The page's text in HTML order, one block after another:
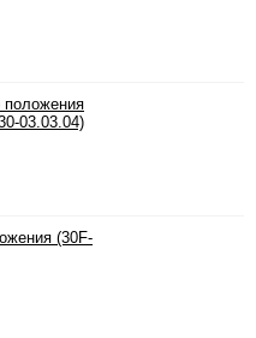
положения
03.03.04)
(30F-